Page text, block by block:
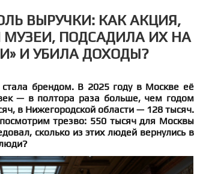
ВЫРУЧКИ: КАК АКЦИЯ,
ПОДСАДИЛА ИХ НА
И УБИЛА ДОХОДЫ?
стала брендом. В 2025 году в Москве её
— в полтора раза больше, чем годом
в Нижегородской области — 128 тысяч.
трезво: 550 тысяч для Москвы
сколько из этих людей вернулись в